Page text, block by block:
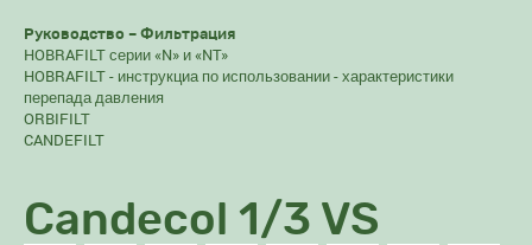
Руководство – Фильтрация
HOBRAFILT серии «N» и «NT»
HOBRAFILT - инструкциа по использовании - характеристики
перепада давления
ORBIFILT
CANDEFILT
Candecol 1/3 VS